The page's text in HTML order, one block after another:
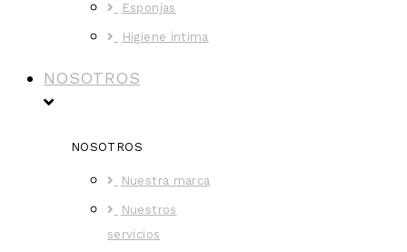
Esponjas
Higiene íntima
NOSOTROS
NOSOTROS
Nuestra marca
Nuestros
servicios